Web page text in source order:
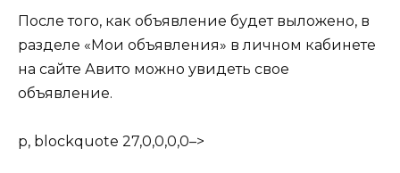
После того, как объявление будет выложено, в
разделе «Мои объявления» в личном кабинете
на сайте Авито можно увидеть свое
объявление.
p, blockquote 27,0,0,0,0–>